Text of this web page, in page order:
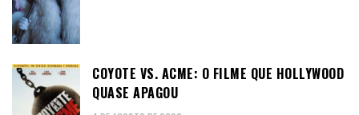
COYOTE VS. ACME: O FILME QUE HOLLYWOOD
QUASE APAGOU